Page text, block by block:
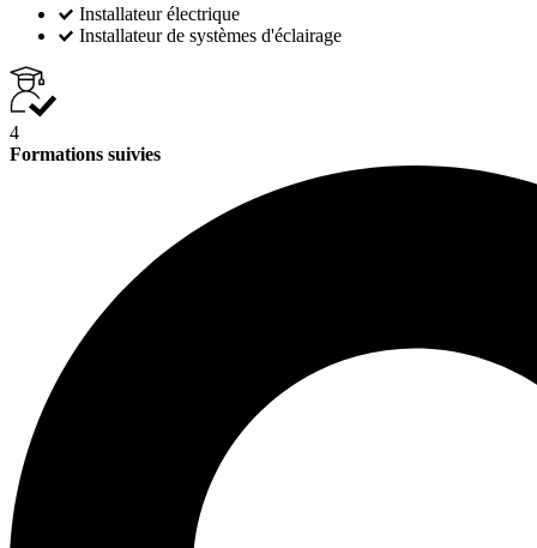
Installateur électrique
Installateur de systèmes d'éclairage
4
Formations suivies